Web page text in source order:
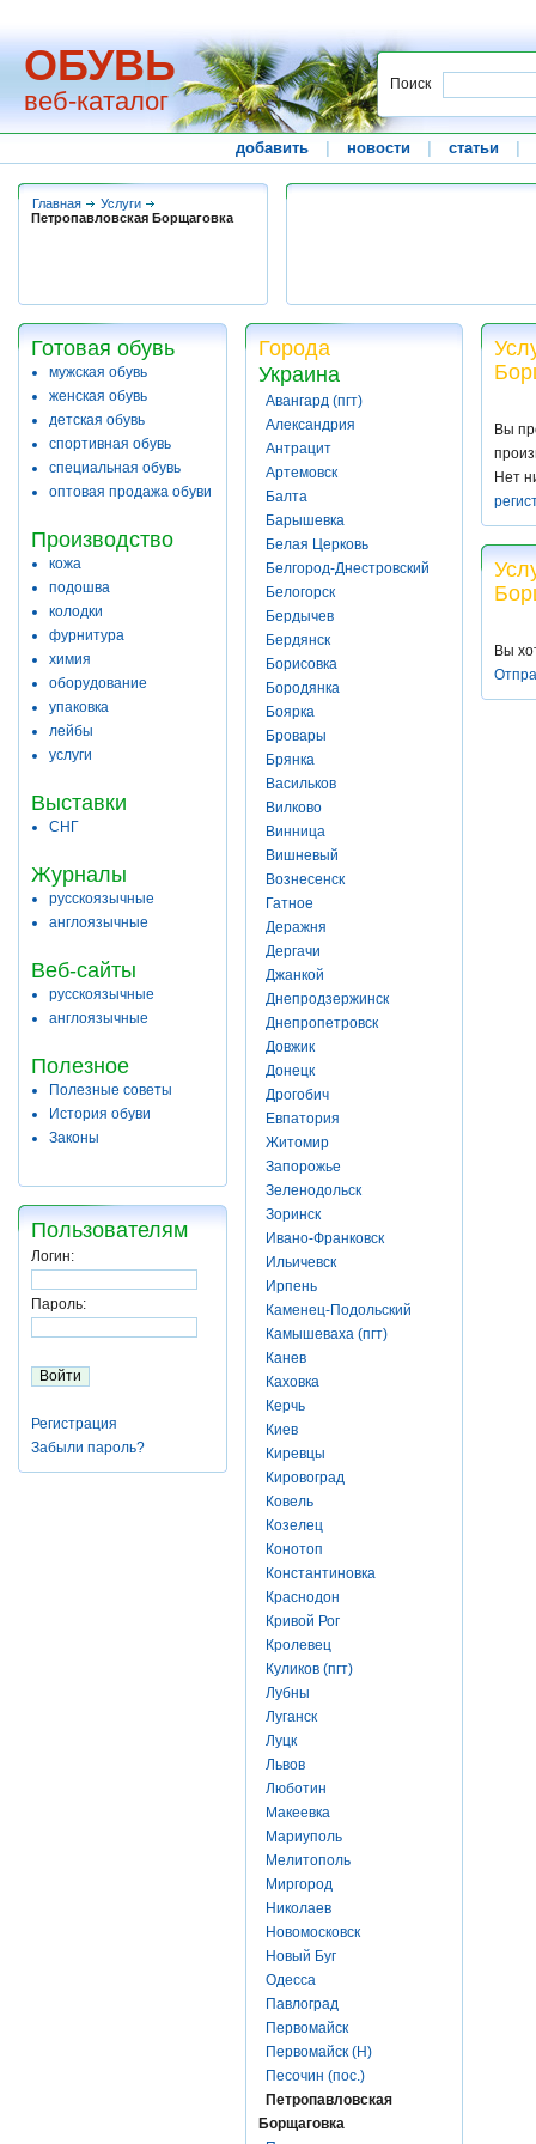
ОБУВЬ
веб-каталог
Поиск
добавить новости статьи
Главная
Услуги
Петропавловская Борщаговка
Готовая обувь
мужская обувь
женская обувь
детская обувь
спортивная обувь
специальная обувь
оптовая продажа обуви
Производство
кожа
подошва
колодки
фурнитура
химия
оборудование
упаковка
лейбы
услуги
Выставки
СНГ
Журналы
русскоязычные
англоязычные
Веб-сайты
русскоязычные
англоязычные
Полезное
Полезные советы
История обуви
Законы
Пользователям
Логин:
Пароль:
Регистрация
Забыли пароль?
Города
Украина
Авангард (пгт)
Александрия
Антрацит
Артемовск
Балта
Барышевка
Белая Церковь
Белгород-Днестровский
Белогорск
Бердычев
Бердянск
Борисовка
Бородянка
Боярка
Бровары
Брянка
Васильков
Вилково
Винница
Вишневый
Вознесенск
Гатное
Деражня
Дергачи
Джанкой
Днепродзержинск
Днепропетровск
Довжик
Донецк
Дрогобич
Евпатория
Житомир
Запорожье
Зеленодольск
Зоринск
Ивано-Франковск
Ильичевск
Ирпень
Каменец-Подольский
Камышеваха (пгт)
Канев
Каховка
Керчь
Киев
Киревцы
Кировоград
Ковель
Козелец
Конотоп
Константиновка
Краснодон
Кривой Рог
Кролевец
Куликов (пгт)
Лубны
Луганск
Луцк
Львов
Люботин
Макеевка
Мариуполь
Мелитополь
Миргород
Николаев
Новомосковск
Новый Буг
Одесса
Павлоград
Первомайск
Первомайск (Н)
Песочин (пос.)
Петропавловская
Борщаговка
Вы
Нет
Вы